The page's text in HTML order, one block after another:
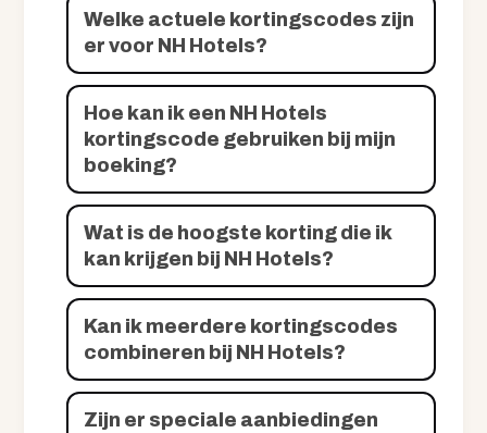
Welke actuele kortingscodes zijn
er voor NH Hotels?
Hoe kan ik een NH Hotels
kortingscode gebruiken bij mijn
boeking?
Wat is de hoogste korting die ik
kan krijgen bij NH Hotels?
Kan ik meerdere kortingscodes
combineren bij NH Hotels?
Zijn er speciale aanbiedingen